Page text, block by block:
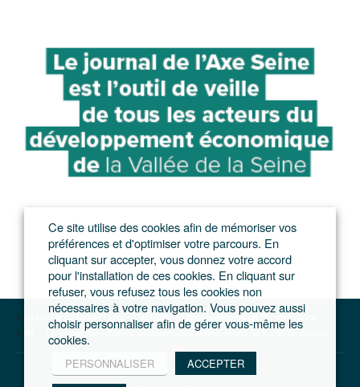
Le journal du Grand Paris – L'actualité du développement de l'Ile-de-France
Le Village des athlètes, démonstrateur d’innovations de la ville de demain
Ce site utilise des cookies afin de mémoriser vos
préférences et d'optimiser votre parcours. En
cliquant sur accepter, vous donnez votre accord
pour l'installation de ces cookies. En cliquant sur
refuser, vous refusez tous les cookies non
nécessaires à votre navigation. Vous pouvez aussi
choisir personnaliser afin de gérer vous-même les
cookies.
PERSONNALISER ACCEPTER